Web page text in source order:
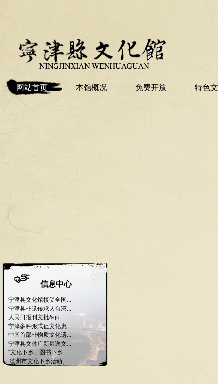
网站首页 本馆概况 免费开放 特色
信息中心
宁津县文化馆接受全国...
宁津县非遗传承人台湾...
人民日报刊文批&qu...
宁津多种形式促文化惠...
中国首部非物质文化遗...
宁津县文体广新局送文...
“文化下乡、图书下乡...
德州市文化下乡活动...